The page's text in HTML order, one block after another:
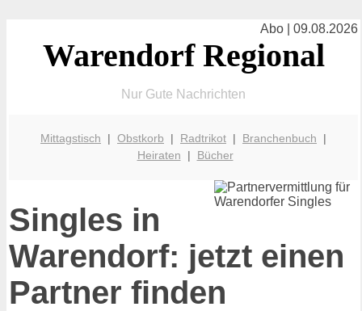
Abo | 09.08.2026
Warendorf Regional
Nur Gute Nachrichten
Mittagstisch | Obstkorb | Radtrikot | Branchenbuch |
Heiraten | Bücher
Singles in
Warendorf: jetzt einen
Partner finden